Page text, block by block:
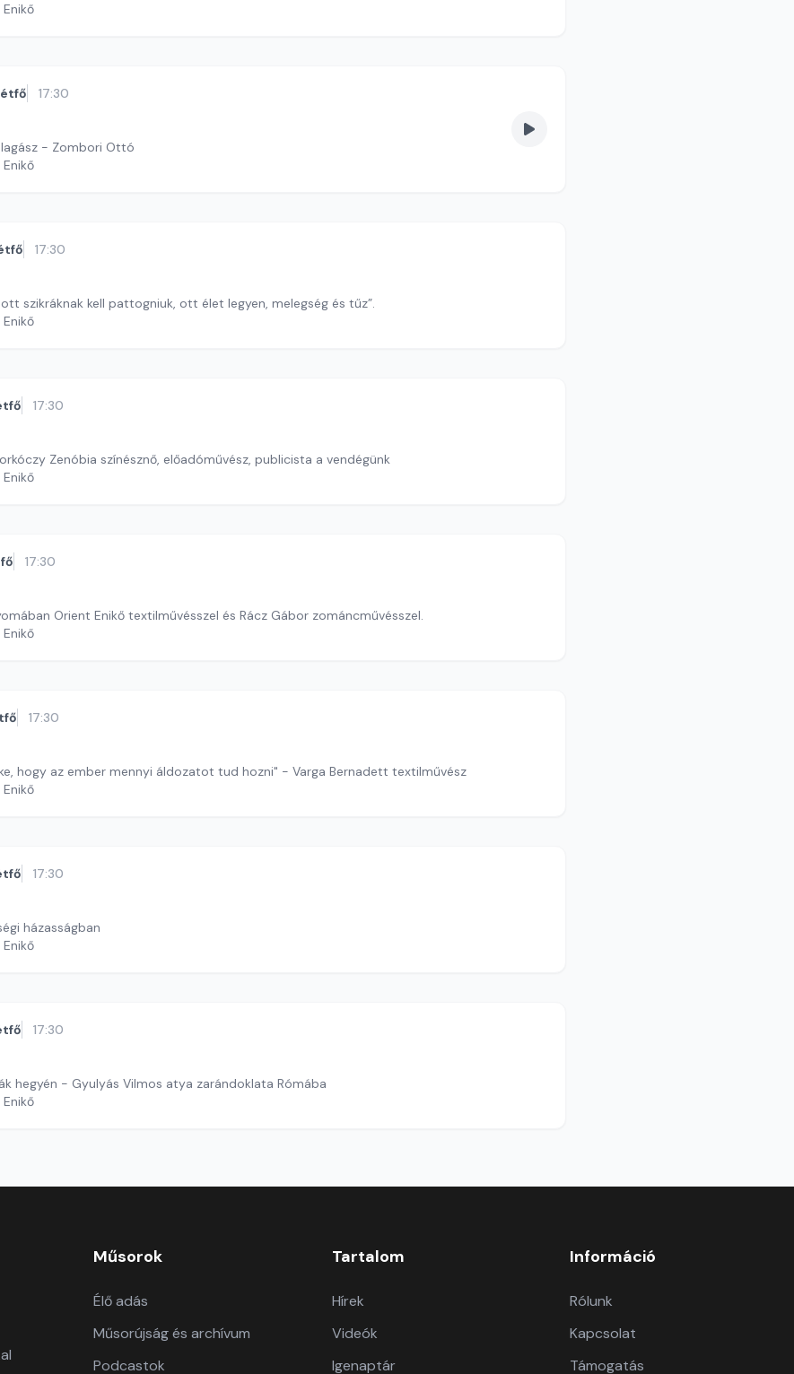
Enikő
17:30
- Zombori Ottó
Enikő
17:30
szikráknak kell pattogniuk, ott élet legyen, melegség és tűz”.
Enikő
17:30
Zenóbia színésznő, előadóművész, publicista a vendégünk
Enikő
17:30
Orient Enikő textilművésszel és Rácz Gábor zománcművésszel.
Enikő
17:30
hogy az ember mennyi áldozatot tud hozni" - Varga Bernadett textilművész
Enikő
17:30
házasságban
Enikő
17:30
hegyén - Gyulyás Vilmos atya zarándoklata Rómába
Enikő
Műsorok
Élő adás
Műsorújság és archívum
Podcastok
Tartalom
Hírek
Videók
Igenaptár
Információ
Rólunk
Kapcsolat
Támogatás